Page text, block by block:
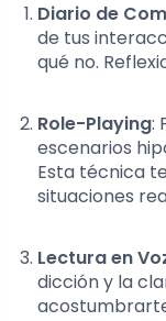
Diario de
de tus
qué no.
Role-Playing:
escenarios
Esta técnica
situaciones
Lectura en
dicción y la